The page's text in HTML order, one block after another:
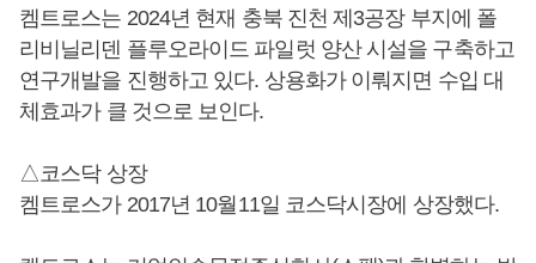
켐트로스는 2024년 현재 충북 진천 제3공장 부지에 폴
리비닐리덴 플루오라이드 파일럿 양산 시설을 구축하고
연구개발을 진행하고 있다. 상용화가 이뤄지면 수입 대
체효과가 클 것으로 보인다.
△코스닥 상장
켐트로스가 2017년 10월11일 코스닥시장에 상장했다.